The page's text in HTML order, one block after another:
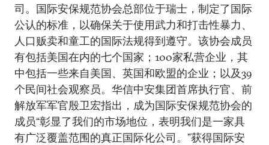
司。国际安保规范协会总部位于瑞士，制定了国际
公认的标准，以确保关于使用武力和打击性暴力、
人口贩卖和童工的国际法规得到遵守。该协会成员
有包括美国在内的七个国家；100家私营企业，其
中包括一些来自美国、英国和欧盟的企业；以及39
个民间社会观察员。华信中安集团首席执行官、前
解放军军官殷卫宏指出，成为国际安保规范协会的
成员“彰显了我们的市场地位，表明我们是一家具
有广泛覆盖范围的真正国际化公司。”获得国际安